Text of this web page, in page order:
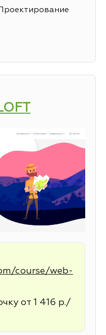
course/web-
от 1 416 р./